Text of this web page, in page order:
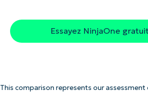
Essayez NinjaOne
This comparison represents our assessment